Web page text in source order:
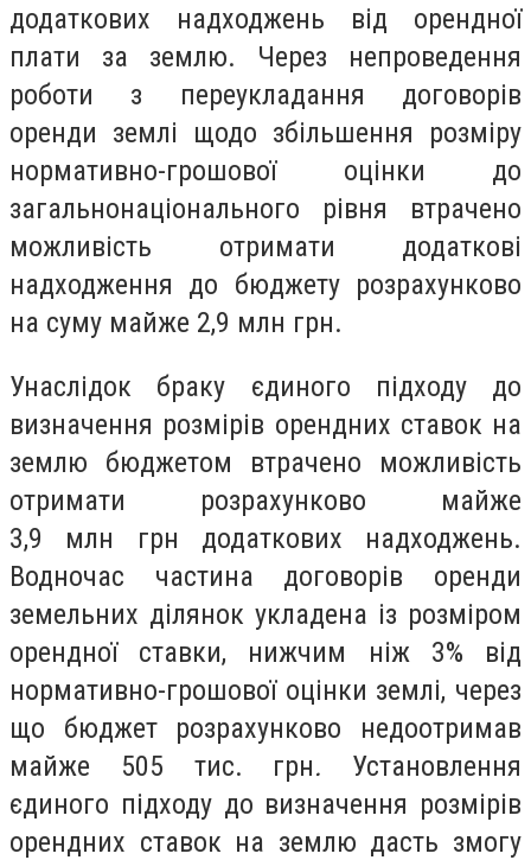
додаткових надходжень від орендної
плати за землю. Через непроведення
роботи з переукладання договорів
оренди землі щодо збільшення розміру
нормативно-грошової оцінки до
загальнонаціонального рівня втрачено
можливість отримати додаткові
надходження до бюджету розрахунково
на суму майже 2,9 млн грн.
Унаслідок браку єдиного підходу до
визначення розмірів орендних ставок на
землю бюджетом втрачено можливість
отримати розрахунково майже
3,9 млн грн додаткових надходжень.
Водночас частина договорів оренди
земельних ділянок укладена із розміром
орендної ставки, нижчим ніж 3% від
нормативно-грошової оцінки землі, через
що бюджет розрахунково недоотримав
майже 505 тис. грн. Установлення
єдиного підходу до визначення розмірів
орендних ставок на землю дасть змогу